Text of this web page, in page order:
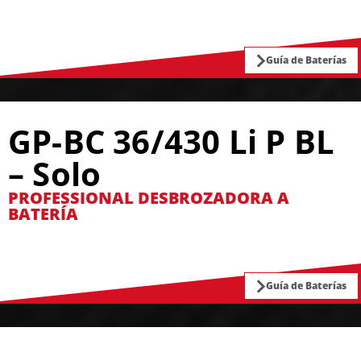
Guía de Baterías
GP-BC 36/430 Li P BL
– Solo
PROFESSIONAL DESBROZADORA A
BATERÍA
Guía de Baterías